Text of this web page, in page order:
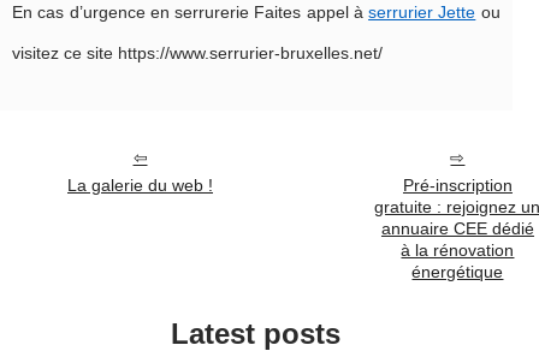
En cas d’urgence en serrurerie Faites appel àserrurier Jette ou
visitez ce site https://www.serrurier-bruxelles.net/
La galerie du web !
Pré-inscription
gratuite : rejoignez
annuaire CEE dédié
à la rénovation
énergétique
Latest posts